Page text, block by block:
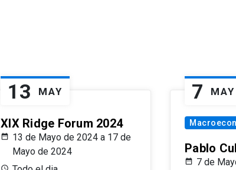
13 MAY
XIX Ridge Forum 2024
13 de Mayo de 2024 a 17 de
Mayo de 2024
7 MAY
Pablo
7 de